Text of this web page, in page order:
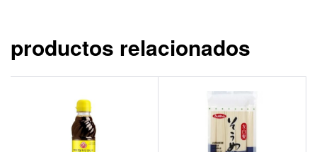
productos relacionados